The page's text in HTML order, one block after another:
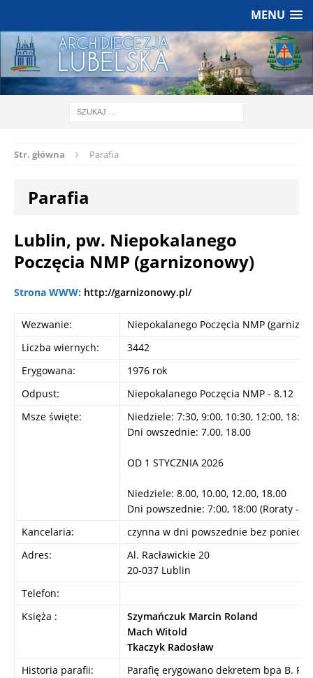
MENU
Str. główna Parafia
Parafia
Lublin, pw. Niepokalanego
Poczęcia NMP (garnizonowy)
Strona WWW: http://garnizonowy.pl/
Wezwanie:
Niepokalanego Poczęcia NMP
Liczba wiernych:
3442
Erygowana:
1976 rok
Odpust:
Niepokalanego Poczęcia NMP - 8.12
Msze święte:
Niedziele: 7:30, 9:00, 10:30, 12:00, 18:00
Dni owszednie: 7.00, 18.00
OD 1 STYCZNIA 2026
Niedziele: 8.00, 10.00, 12.00, 18.00
Dni powszednie: 7:00, 18:00 (Roraty -
Kancelaria:
czynna w dni powszednie bez
Adres:
Al. Racławickie 20
20-037 Lublin
Telefon:
Księża :
Szymańczuk Marcin Roland
Mach Witold
Tkaczyk Radosław
Historia parafii:
Parafię erygowano dekretem bpa B.